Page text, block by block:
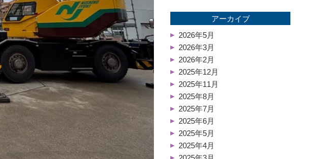
アーカイブ
2026年5月
2026年3月
2026年2月
2025年12月
2025年11月
2025年8月
2025年7月
2025年6月
2025年5月
2025年4月